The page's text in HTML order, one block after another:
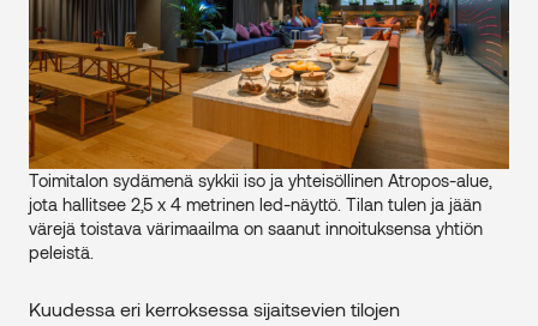
Toimitalon sydämenä sykkii iso ja yhteisöllinen Atropos-alue,
jota hallitsee 2,5 x 4 metrinen led-näyttö. Tilan tulen ja jään
värejä toistava värimaailma on saanut innoituksensa yhtiön
peleistä.
Kuudessa eri kerroksessa sijaitsevien tilojen